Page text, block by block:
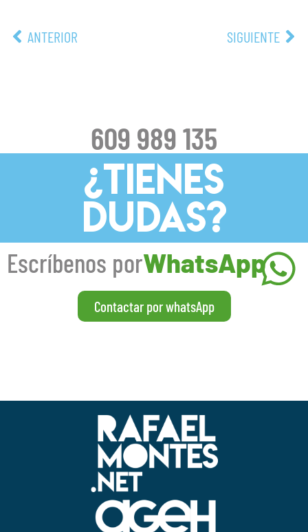
ANTERIOR SIGUIENTE
609 989 135
¿TIENES
DUDAS?
Escríbenos porWhatsApp
Contactar por whatsApp